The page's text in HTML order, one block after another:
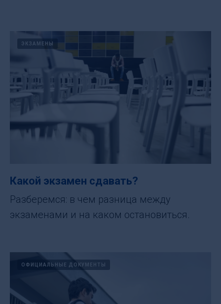
ЭКЗАМЕНЫ
Какой экзамен сдавать?
Разберемся: в чем разница между
экзаменами и на каком остановиться.
ОФИЦИАЛЬНЫЕ ДОКУМЕНТЫ